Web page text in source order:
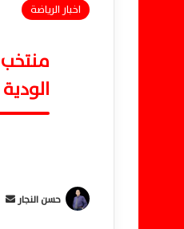
اخبار الرياضة
حسن النجار